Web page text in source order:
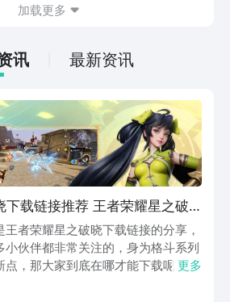
空的英雄们展开激烈的对决，享受时
晓怎么下载吗？小编已经为你准备好
载链接，只要点击下面的链接就可以
加载更多
讯 最新资讯
下载链接推荐 王者荣耀星之破
享者荣耀星之破晓下载链接的分享，
小伙伴都非常关注的，身为格斗系列
点，那大家到底在哪才能下载呢？很
地方，其实这是很正常的，游戏暂
更多